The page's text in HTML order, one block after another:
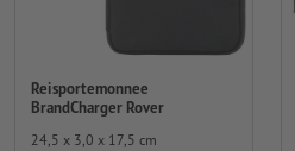
Reisportemonnee
BrandCharger Rover
24,5 x 3,0 x 17,5 cm